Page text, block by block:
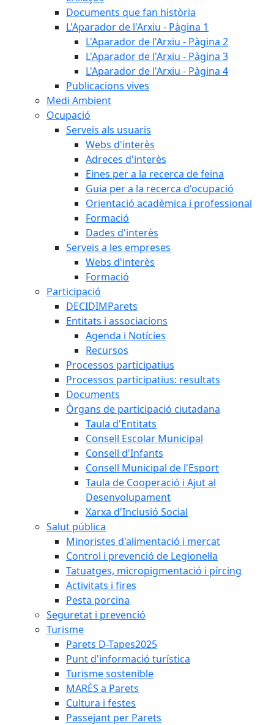
Documents que fan història
L'Aparador de l'Arxiu - Pàgina 1
L'Aparador de l'Arxiu - Pàgina 2
L'Aparador de l'Arxiu - Pàgina 3
L'Aparador de l'Arxiu - Pàgina 4
Publicacions vives
Medi Ambient
Ocupació
Serveis als usuaris
Webs d'interès
Adreces d'interès
Eines per a la recerca de feina
Guia per a la recerca d'ocupació
Orientació acadèmica i professional
Formació
Dades d'interès
Serveis a les empreses
Webs d'interès
Formació
Participació
DECIDIMParets
Entitats i associacions
Agenda i Notícies
Recursos
Processos participatius
Processos participatius: resultats
Documents
Òrgans de participació ciutadana
Taula d'Entitats
Consell Escolar Municipal
Consell d'Infants
Consell Municipal de l'Esport
Taula de Cooperació i Ajut al
Desenvolupament
Xarxa d'Inclusió Social
Salut pública
Minoristes d'alimentació i mercat
Control i prevenció de Legionel·la
Tatuatges, micropigmentació i pírcing
Activitats i fires
Pesta porcina
Seguretat i prevenció
Turisme
Parets D-Tapes2025
Punt d'informació turística
Turisme sostenible
MARÈS a Parets
Cultura i festes
Passejant per Parets